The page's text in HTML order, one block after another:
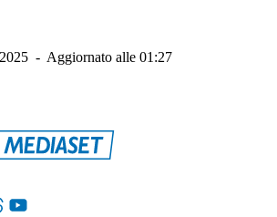
- Aggiornato alle 01:27